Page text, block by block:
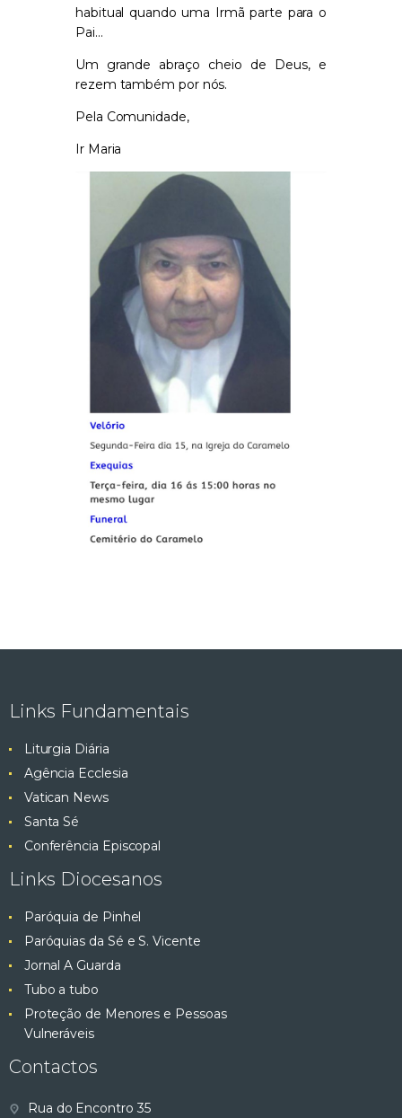
habitual quando uma Irmã parte para o
Pai…
Um grande abraço cheio de Deus, e
rezem também por nós.
Pela Comunidade,
Ir Maria
Links Fundamentais
Liturgia Diária
Agência Ecclesia
Vatican News
Santa Sé
Conferência Episcopal
Links Diocesanos
Paróquia de Pinhel
Paróquias da Sé e S. Vicente
Jornal A Guarda
Tubo a tubo
Proteção de Menores e Pessoas
Vulneráveis
Contactos
Rua do Encontro 35